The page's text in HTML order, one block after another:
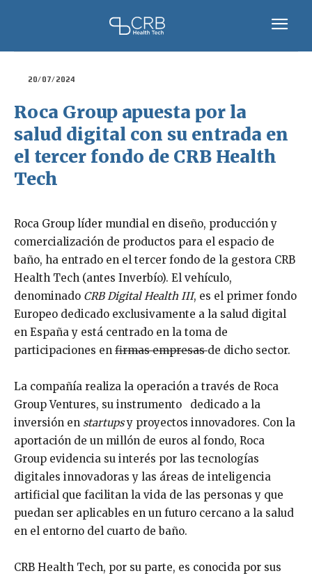
20/07/2024
Roca Group apuesta por la
salud digital con su entrada en
el tercer fondo de CRB Health
Tech
Roca Group líder mundial en diseño, producción y
comercialización de productos para el espacio de
baño, ha entrado en el tercer fondo de la gestora CRB
Health Tech (antes Inverbío). El vehículo,
denominado CRB Digital Health III, es el primer fondo
Europeo dedicado exclusivamente a la salud digital
en España y está centrado en la toma de
participaciones en firmas empresasde dicho sector.
La compañía realiza la operación a través de Roca
Group Ventures, su instrumento dedicado a la
inversión en startupsy proyectos innovadores. Con la
aportación de un millón de euros al fondo, Roca
Group evidencia su interés por las tecnologías
digitales innovadoras y las áreas de inteligencia
artificial que facilitan la vida de las personas y que
puedan ser aplicables en un futuro cercano a la salud
en el entorno del cuarto de baño.
CRB Health Tech, por su parte, es conocida por sus